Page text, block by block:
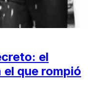
el
que rompió